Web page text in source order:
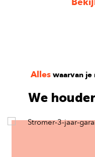
Alles waarvan
We